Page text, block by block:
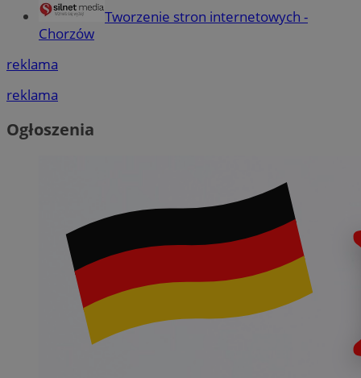
Tworzenie stron internetowych -
Chorzów
reklama
reklama
Ogłoszenia